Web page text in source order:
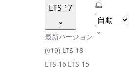
LTS 17
最新バージョン
(v19) LTS 18
LTS 16 LTS 15
テーマを選